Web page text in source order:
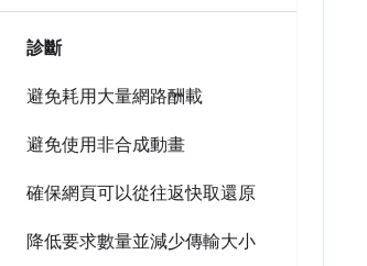
診斷
避免耗用大量網路酬載
避免使用非合成動畫
確保網頁可以從往返快取還原
降低要求數量並減少傳輸大小